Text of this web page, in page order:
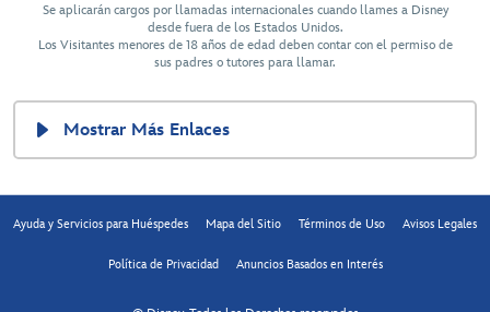
Se aplicarán cargos por llamadas internacionales cuando llames a Disney
desde fuera de los Estados Unidos.
Los Visitantes menores de 18 años de edad deben contar con el permiso de
sus padres o tutores para llamar.
Mostrar Más Enlaces
Ayuda y Servicios para Huéspedes Mapa del Sitio Términos de Uso Avisos Legales
Política de Privacidad Anuncios Basados en Interés